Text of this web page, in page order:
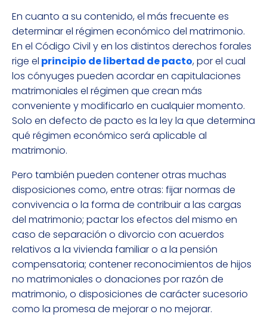
En cuanto a su contenido, el más frecuente es
determinar el régimen económico del matrimonio.
En el Código Civil y en los distintos derechos forales
rige el principio de libertad de pacto, por el cual
los cónyuges pueden acordar en capitulaciones
matrimoniales el régimen que crean más
conveniente y modificarlo en cualquier momento.
Solo en defecto de pacto es la ley la que determina
qué régimen económico será aplicable al
matrimonio.
Pero también pueden contener otras muchas
disposiciones como, entre otras: fijar normas de
convivencia o la forma de contribuir a las cargas
del matrimonio; pactar los efectos del mismo en
caso de separación o divorcio con acuerdos
relativos a la vivienda familiar o a la pensión
compensatoria; contener reconocimientos de hijos
no matrimoniales o donaciones por razón de
matrimonio, o disposiciones de carácter sucesorio
como la promesa de mejorar o no mejorar.